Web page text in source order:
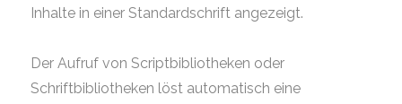
Inhalte in einer Standardschrift angezeigt.
Der Aufruf von Scriptbibliotheken oder
Schriftbibliotheken löst automatisch eine